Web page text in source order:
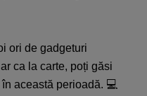
ori de gadgeturi
ca la carte, poți găsi
această perioadă. 💻